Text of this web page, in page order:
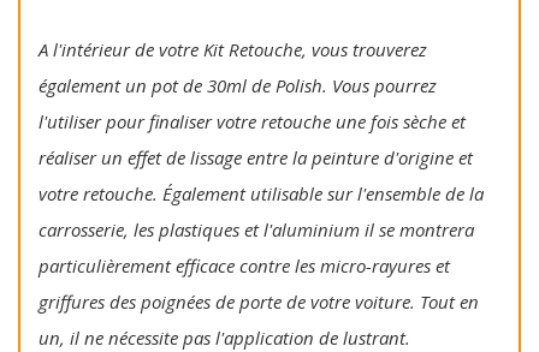
A l'intérieur de votre Kit Retouche, vous trouverez
également un pot de 30ml de Polish. Vous pourrez
l'utiliser pour finaliser votre retouche une fois sèche et
réaliser un effet de lissage entre la peinture d'origine et
votre retouche. Également utilisable sur l'ensemble de la
carrosserie, les plastiques et l'aluminium il se montrera
particulièrement efficace contre les micro-rayures et
griffures des poignées de porte de votre voiture. Tout en
un, il ne nécessite pas l'application de lustrant.